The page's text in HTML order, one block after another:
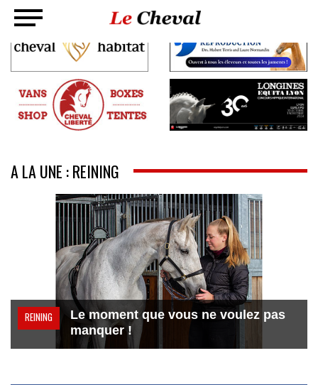
A LA UNE : REINING
REINING
Le moment que vous ne voulez pas
manquer !